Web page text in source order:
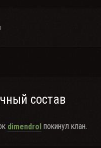
состав
dimendrol покинул клан.